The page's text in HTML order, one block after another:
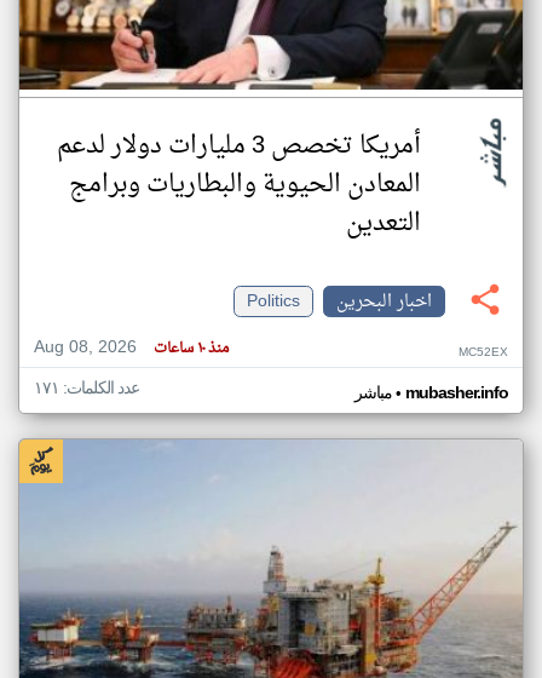
أمريكا تخصص 3 مليارات دولار لدعم
المعادن الحيوية والبطاريات وبرامج
التعدين
اخبار البحرين
Politics
Aug 08, 2026
منذ ١٠ ساعات MC52EX
مباشر• mubasher.info عدد الكلمات: ١٧١